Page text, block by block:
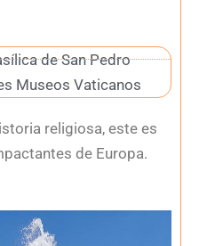
de San Pedro
Museos Vaticanos
religiosa, este es
de Europa.